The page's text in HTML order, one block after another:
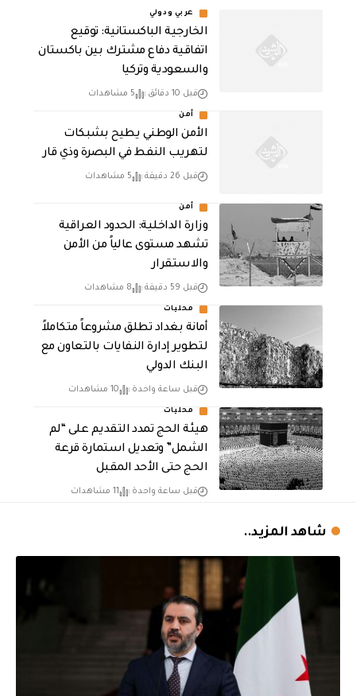
عربي ودولي
الخارجية الباكستانية: توقيع
اتفاقية دفاع مشترك بين باكستان
والسعودية وتركيا
قبل 10 دقائق 5 مشاهدات
أمن
الأمن الوطني يطيح بشبكات
لتهريب النفط في البصرة وذي قار
قبل 26 دقيقة 5 مشاهدات
أمن
وزارة الداخلية: الحدود العراقية
تشهد مستوى عالياً من الأمن
والاستقرار
قبل 59 دقيقة 8 مشاهدات
محليات
أمانة بغداد تطلق مشروعاً متكاملاً
لتطوير إدارة النفايات بالتعاون مع
البنك الدولي
قبل ساعة واحدة 10 مشاهدات
محليات
هيئة الحج تمدد التقديم على “لم
الشمل” وتعديل استمارة قرعة
الحج حتى الأحد المقبل
قبل ساعة واحدة 11 مشاهدات
شاهد المزيد..